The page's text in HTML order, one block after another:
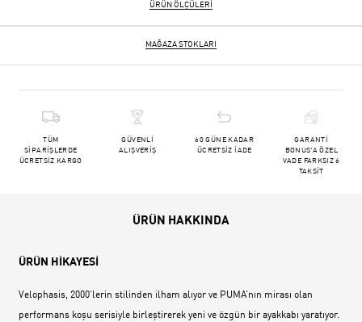
ÜRÜN ÖLÇÜLERI
MAĞAZA STOKLARI
TÜM
SİPARİŞLERDE
ÜCRETSİZ KARGO
GÜVENLİ
ALIŞVERİŞ
60 GÜNE KADAR
ÜCRETSİZ İADE
GARANTİ
BONUS'A ÖZEL
VADE FARKSIZ 6
TAKSİT
ÜRÜN HAKKINDA
ÜRÜN HİKAYESİ
Velophasis, 2000‘lerin stilinden ilham alıyor ve PUMA‘nın mirası olan
performans koşu serisiyle birleştirerek yeni ve özgün bir ayakkabı yaratıyor.